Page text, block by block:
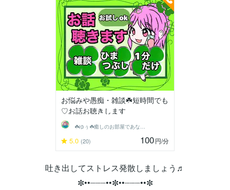
お悩みや愚痴・雑談☘️短時間でも
♡お話お聴きします
5.0 (20) 100円/分
吐き出してストレス発散しましょう♬
✼••┈┈┈••✼••┈┈┈••✼